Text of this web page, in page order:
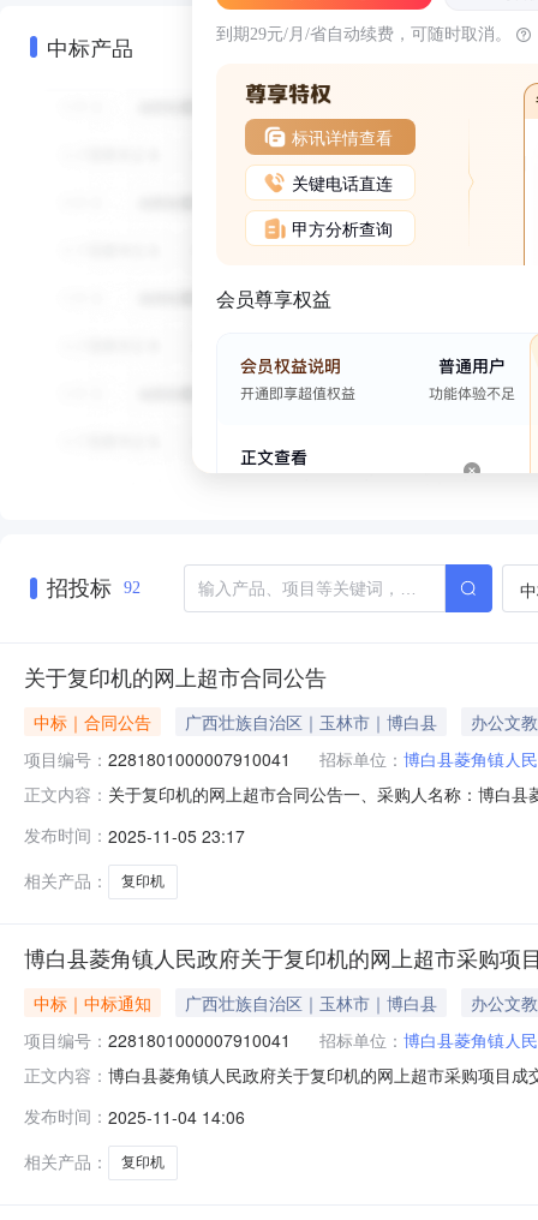
中标产品 到期29元/月/省自动续费，可随时取消。
标讯详情查看
关键电话直连
甲方分析查询
会员尊享权益
招投标 92
关于复印机的网上超市合同公告
中标｜合同公告 广西壮族自治区｜玉林市｜博白县
办公文教
项目编号： 2281801000007910041 招标单位： 博白县菱角镇人
正文内容： 关于复印机的网上超市合同公告一、采购人名称：博白
卡美能达/KONICAMINOLTAbizhub227i套
发布时间： 2025-11-05 23:17
相关产品：
复印机
博白县菱角镇人民政府关于复印机的网上超市采购项
中标｜中标通知 广西壮族自治区｜玉林市｜博白县
办公文教
项目编号： 2281801000007910041 招标单位： 博白县菱角镇人
正文内容： 博白县菱角镇人民政府关于复印机的网上超市采购项目
信息：序号采购计划文号信息采购计划金额
发布时间： 2025-11-04 14:06
相关产品：
复印机